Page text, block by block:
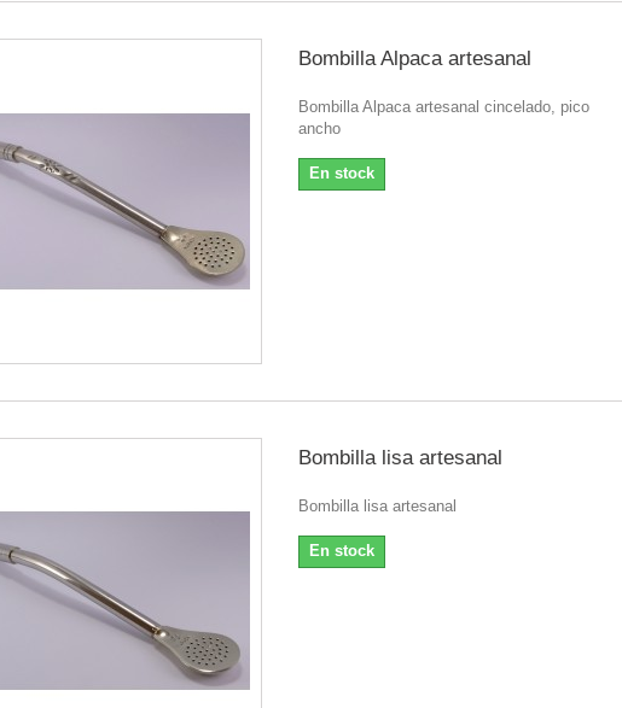
Bombilla Alpaca artesanal
Bombilla Alpaca artesanal cincelado, pico
ancho
En stock
Bombilla lisa artesanal
Bombilla lisa artesanal
En stock